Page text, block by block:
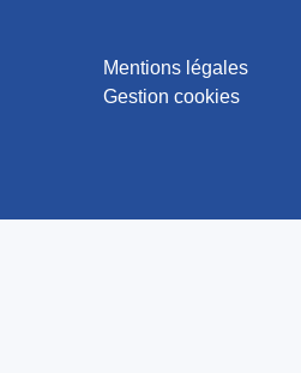
Mentions légales
Gestion cookies